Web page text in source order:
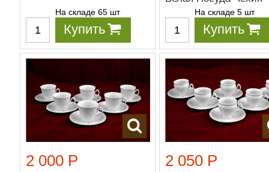
На складе 65 шт
Купить
На складе 5 шт
Купить
2 000 Р 2 050 Р